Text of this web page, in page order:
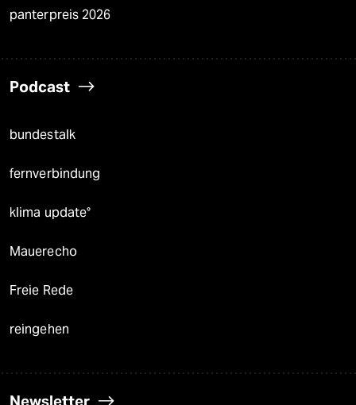
panterpreis 2026
Podcast
bundestalk
fernverbindung
klima update°
Mauerecho
Freie Rede
reingehen
Newsletter